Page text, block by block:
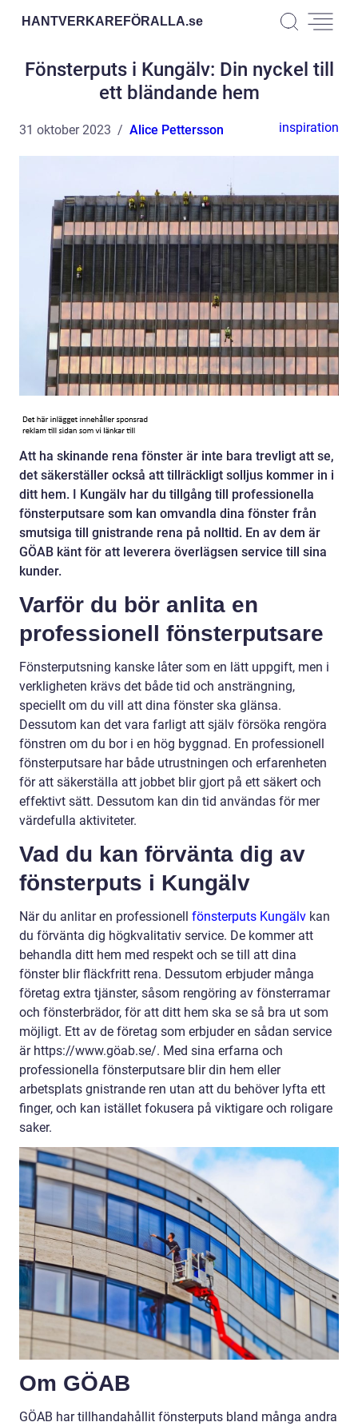
HANTVERKAREFÖRALLA.se
Fönsterputs i Kungälv: Din nyckel till
ett bländande hem
31 oktober 2023 Alice Pettersson inspiration
Att ha skinande rena fönster är inte bara trevligt att se,
det säkerställer också att tillräckligt solljus kommer in i
ditt hem. I Kungälv har du tillgång till professionella
fönsterputsare som kan omvandla dina fönster från
smutsiga till gnistrande rena på nolltid. En av dem är
GÖAB känt för att leverera överlägsen service till sina
kunder.
Varför du bör anlita en
professionell fönsterputsare
Fönsterputsning kanske låter som en lätt uppgift, men i
verkligheten krävs det både tid och ansträngning,
speciellt om du vill att dina fönster ska glänsa.
Dessutom kan det vara farligt att själv försöka rengöra
fönstren om du bor i en hög byggnad. En professionell
fönsterputsare har både utrustningen och erfarenheten
för att säkerställa att jobbet blir gjort på ett säkert och
effektivt sätt. Dessutom kan din tid användas för mer
värdefulla aktiviteter.
Vad du kan förvänta dig av
fönsterputs i Kungälv
När du anlitar en professionell fönsterputs Kungälv kan
du förvänta dig högkvalitativ service. De kommer att
behandla ditt hem med respekt och se till att dina
fönster blir fläckfritt rena. Dessutom erbjuder många
företag extra tjänster, såsom rengöring av fönsterramar
och fönsterbrädor, för att ditt hem ska se så bra ut som
möjligt. Ett av de företag som erbjuder en sådan service
är https://www.göab.se/. Med sina erfarna och
professionella fönsterputsare blir din hem eller
arbetsplats gnistrande ren utan att du behöver lyfta ett
finger, och kan istället fokusera på viktigare och roligare
saker.
Om GÖAB
GÖAB har tillhandahållit fönsterputs bland många andra